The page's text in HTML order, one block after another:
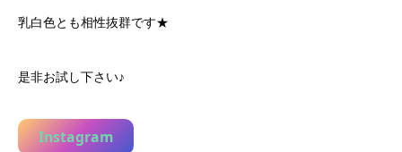
乳白色とも相性抜群です★
是非お試し下さい♪
Instagram